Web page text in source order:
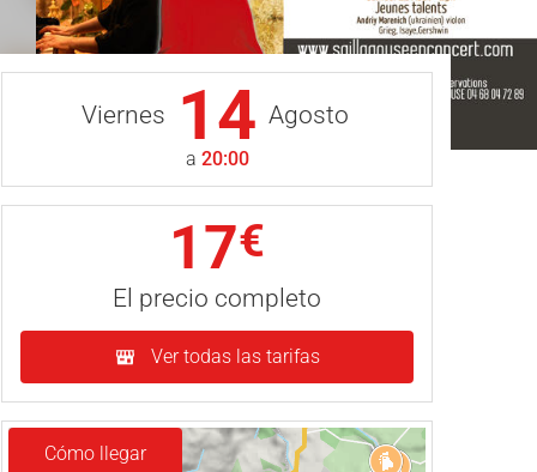
Viernes 14 Agosto
a 20:00
17€
El precio completo
Ver todas las tarifas
Cómo llegar